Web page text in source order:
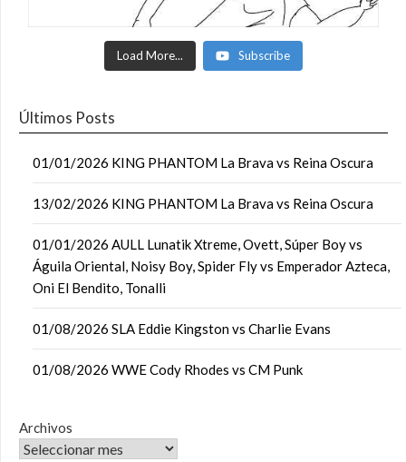
Load More... Subscribe
Últimos Posts
01/01/2026 KING PHANTOM La Brava vs Reina Oscura
13/02/2026 KING PHANTOM La Brava vs Reina Oscura
01/01/2026 AULL Lunatik Xtreme, Ovett, Súper Boy vs
Águila Oriental, Noisy Boy, Spider Fly vs Emperador Azteca,
Oni El Bendito, Tonalli
01/08/2026 SLA Eddie Kingston vs Charlie Evans
01/08/2026 WWE Cody Rhodes vs CM Punk
Archivos